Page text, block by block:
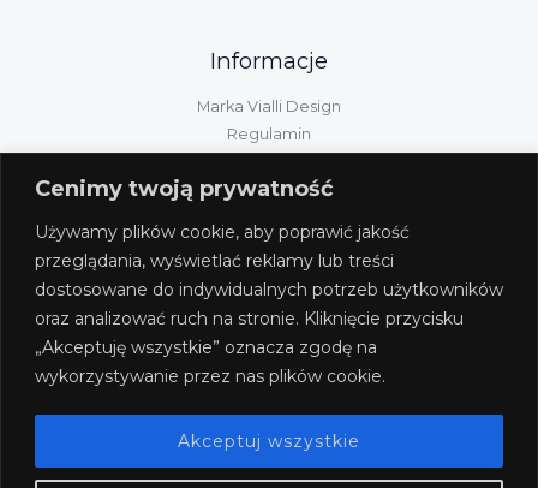
Cenimy twoją prywatność
Używamy plików cookie, aby poprawić jakość
przeglądania, wyświetlać reklamy lub treści
dostosowane do indywidualnych potrzeb użytkowników
oraz analizować ruch na stronie. Kliknięcie przycisku
„Akceptuję wszystkie” oznacza zgodę na
wykorzystywanie przez nas plików cookie.
Akceptuj wszystkie
Informacje
Marka Vialli Design
Regulamin
Kontakt
Obsługa klienta
Wysyłka/dostawa/płatność
Odstąpienie od umowy